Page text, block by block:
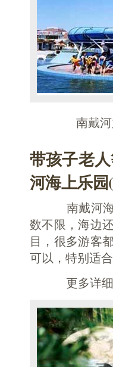
南戴
带孩子老
河海上乐园
南戴河海上
数不限，海边
目，很多游客
可以，特别适
更多详细